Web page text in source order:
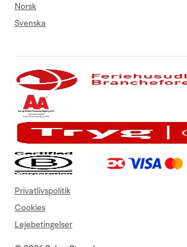
Norsk
Svenska
Privatlivspolitik
Cookies
Lejebetingelser